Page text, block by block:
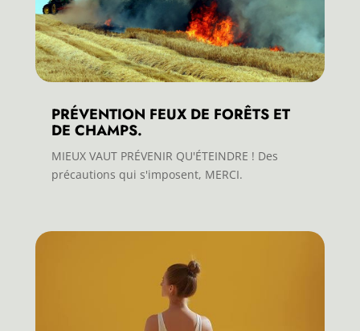
PRÉVENTION FEUX DE FORÊTS ET
DE CHAMPS.
MIEUX VAUT PRÉVENIR QU'ÉTEINDRE ! Des
précautions qui s'imposent, MERCI.